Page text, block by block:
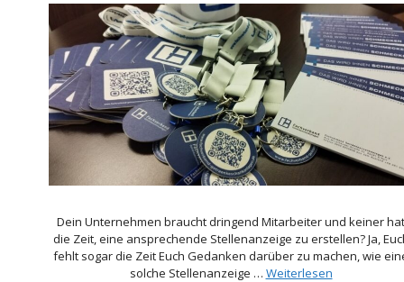
Dein Unternehmen braucht dringend Mitarbeiter und keiner hat
die Zeit, eine ansprechende Stellenanzeige zu erstellen? Ja,
fehlt sogar die Zeit Euch Gedanken darüber zu machen, wie
solche Stellenanzeige … Weiterlesen